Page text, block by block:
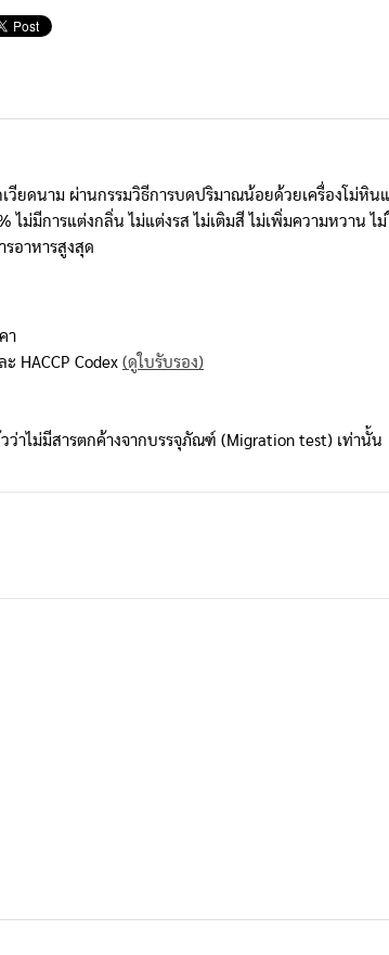
วียดนาม ผ่านกรรมวิธีการบดปริมาณน้อยด้วยเครื่องโม่หิ
มีการแต่งกลิ่น ไม่แต่งรส ไม่เติมสี ไม่เพิ่มความหวาน ไ
อาหารสูงสุด
า
HACCP Codex (ดูใบรับรอง)
าไม่มีสารตกค้างจากบรรจุภัณฑ์ (Migration test) เท่านั้น